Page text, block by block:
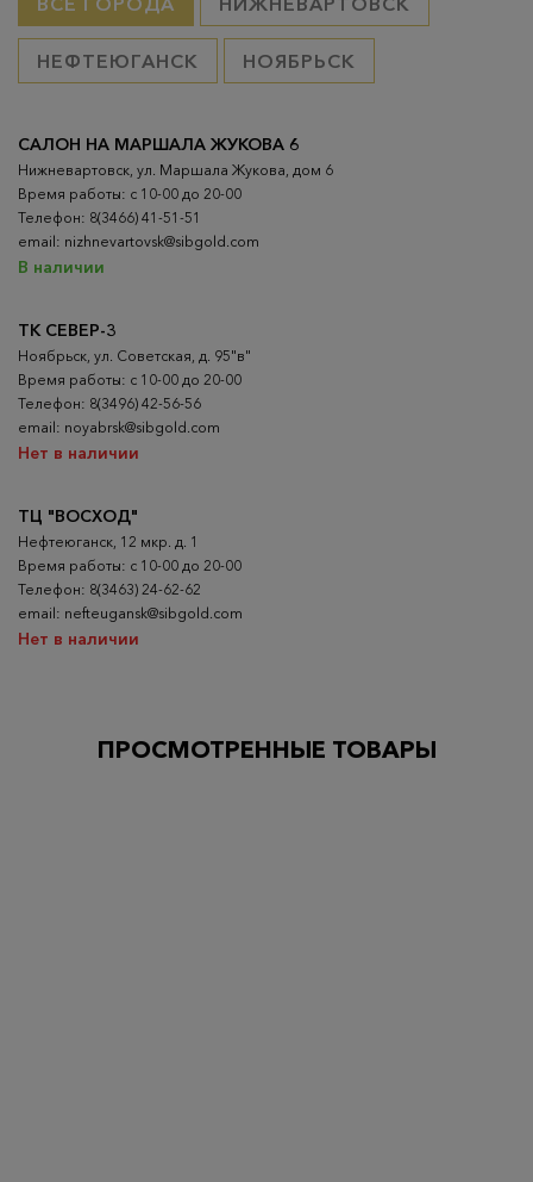
НЕФТЕЮГАНСК НОЯБРЬСК
ТК СЕВЕР-3
Ноябрьск, ул. Советская, д. 95"в"
Время работы: с 10-00 до 20-00
Телефон: 8(3496) 42-56-56
email: noyabrsk@sibgold.com
Нет в наличии
ТЦ "ВОСХОД"
Нефтеюганск, 12 мкр. д. 1
Время работы: с 10-00 до 20-00
Телефон: 8(3463) 24-62-62
email: nefteugansk@sibgold.com
Нет в наличии
САЛОН НА МАРШАЛА ЖУКОВА 6
Нижневартовск, ул. Маршала Жукова, дом 6
Время работы: с 10-00 до 20-00
Телефон: 8(3466) 41-51-51
email: nizhnevartovsk@sibgold.com
В наличии
ПРОСМОТРЕННЫЕ ТОВАРЫ